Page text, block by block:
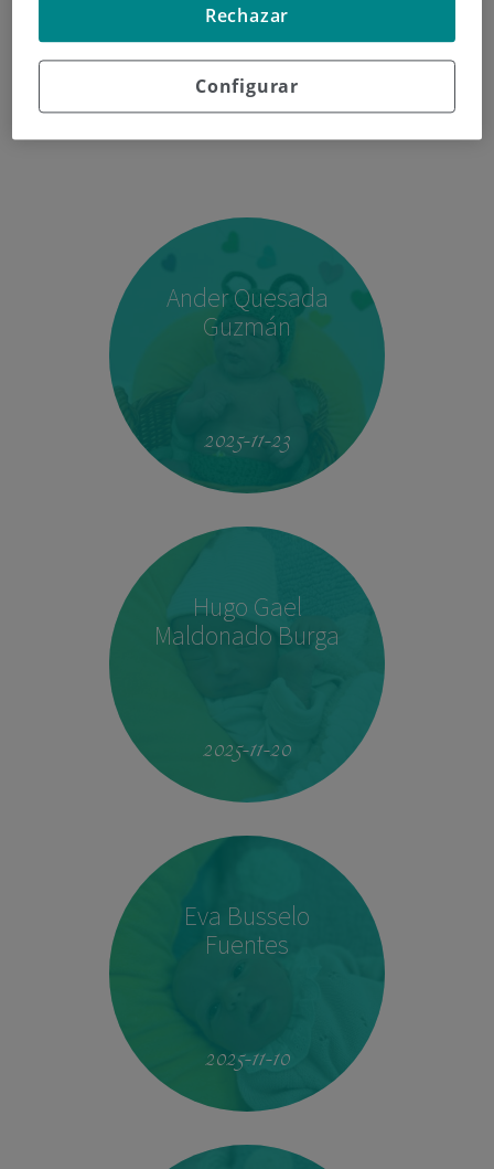
Poliklinika Gipuzkoako azken
jaiotzeak
Ander Quesada
Guzmán
2025-11-23
Hugo Gael
Maldonado Burga
2025-11-20
Eva Busselo
Fuentes
2025-11-10
Configurar
Rechazar